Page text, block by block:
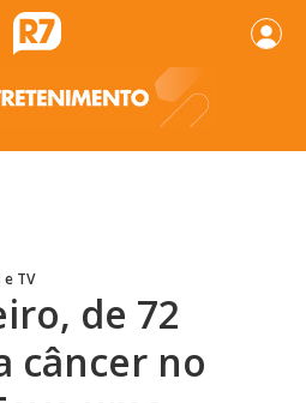
TV
de 72
câncer no